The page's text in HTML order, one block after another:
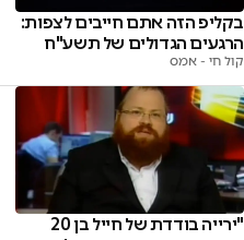
בקליפ הזה אתם חייבים לצפות:
הרגעים הגדולים של תשע"ח
קול חי - אמס
"ירייה בודדת של חייל בן 20